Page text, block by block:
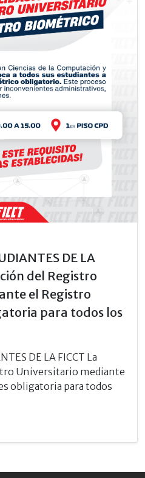
DE LA
del Registro
el Registro
para todos los
DE LA FICCT La
Universitario mediante
obligatoria para todos